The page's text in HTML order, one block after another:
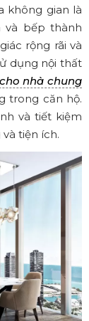
không gian là
và bếp thành
rộng rãi và
dụng nội thất
nhà chung
trong căn hộ.
và tiết kiệm
tiện ích.